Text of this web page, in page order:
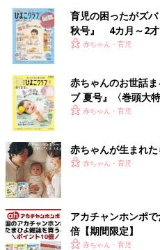
育児の困ったがズ
秋号』 4カ月～2才
いっぱい！
赤ちゃん・育児
赤ちゃんのお世話
ブ 夏号』〈巻頭大
く！ おっぱい・ミ
赤ちゃん・育児
赤ちゃんが生まれた
赤ちゃん・育児
アカチャンホンポ
倍【期間限定】
赤ちゃん・育児